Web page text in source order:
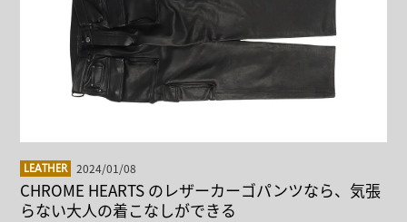
LEATHER 2024/01/08
CHROME HEARTS のレザーカーゴパンツなら、気張
らない大人の着こなしができる